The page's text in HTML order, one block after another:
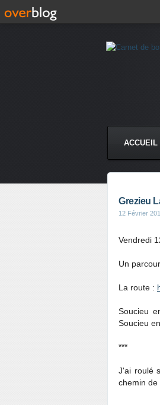
ACCUEIL
Grezieu
12 Février
Vendredi
Un
La route :
Soucieu
Soucieu
***
J'ai roulé
chemin de